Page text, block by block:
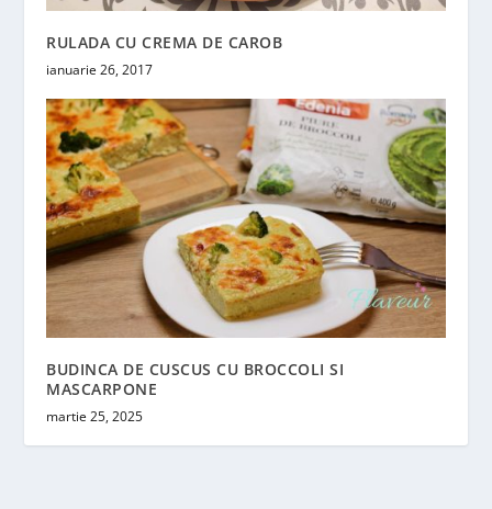
RULADA CU CREMA DE CAROB
ianuarie 26, 2017
BUDINCA DE CUSCUS CU BROCCOLI SI
MASCARPONE
martie 25, 2025